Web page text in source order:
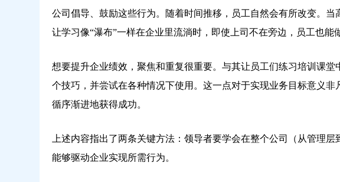
公司倡导、鼓励这些行为。随着时间推移，员工自然会有所改变。
让学习像“瀑布”一样在企业里流淌时，即使上司不在旁边，员工也能
想要提升企业绩效，聚焦和重复很重要。与其让员工们练习培训课
个技巧，并尝试在各种情况下使用。这一点对于实现业务目标意义
循序渐进地获得成功。
上述内容指出了两条关键方法：领导者要学会在整个公司（从管理
能够驱动企业实现所需行为。